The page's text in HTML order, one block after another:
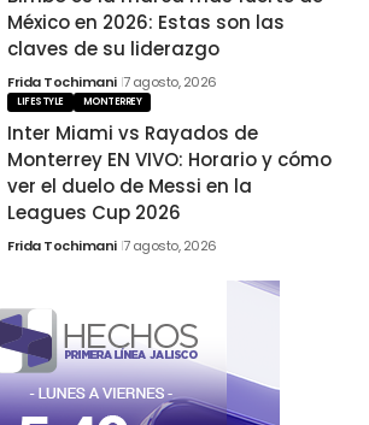
México en 2026: Estas son las
claves de su liderazgo
Frida Tochimani 7 agosto, 2026
LIFESTYLE MONTERREY
Inter Miami vs Rayados de
Monterrey EN VIVO: Horario y cómo
ver el duelo de Messi en la
Leagues Cup 2026
Frida Tochimani 7 agosto, 2026